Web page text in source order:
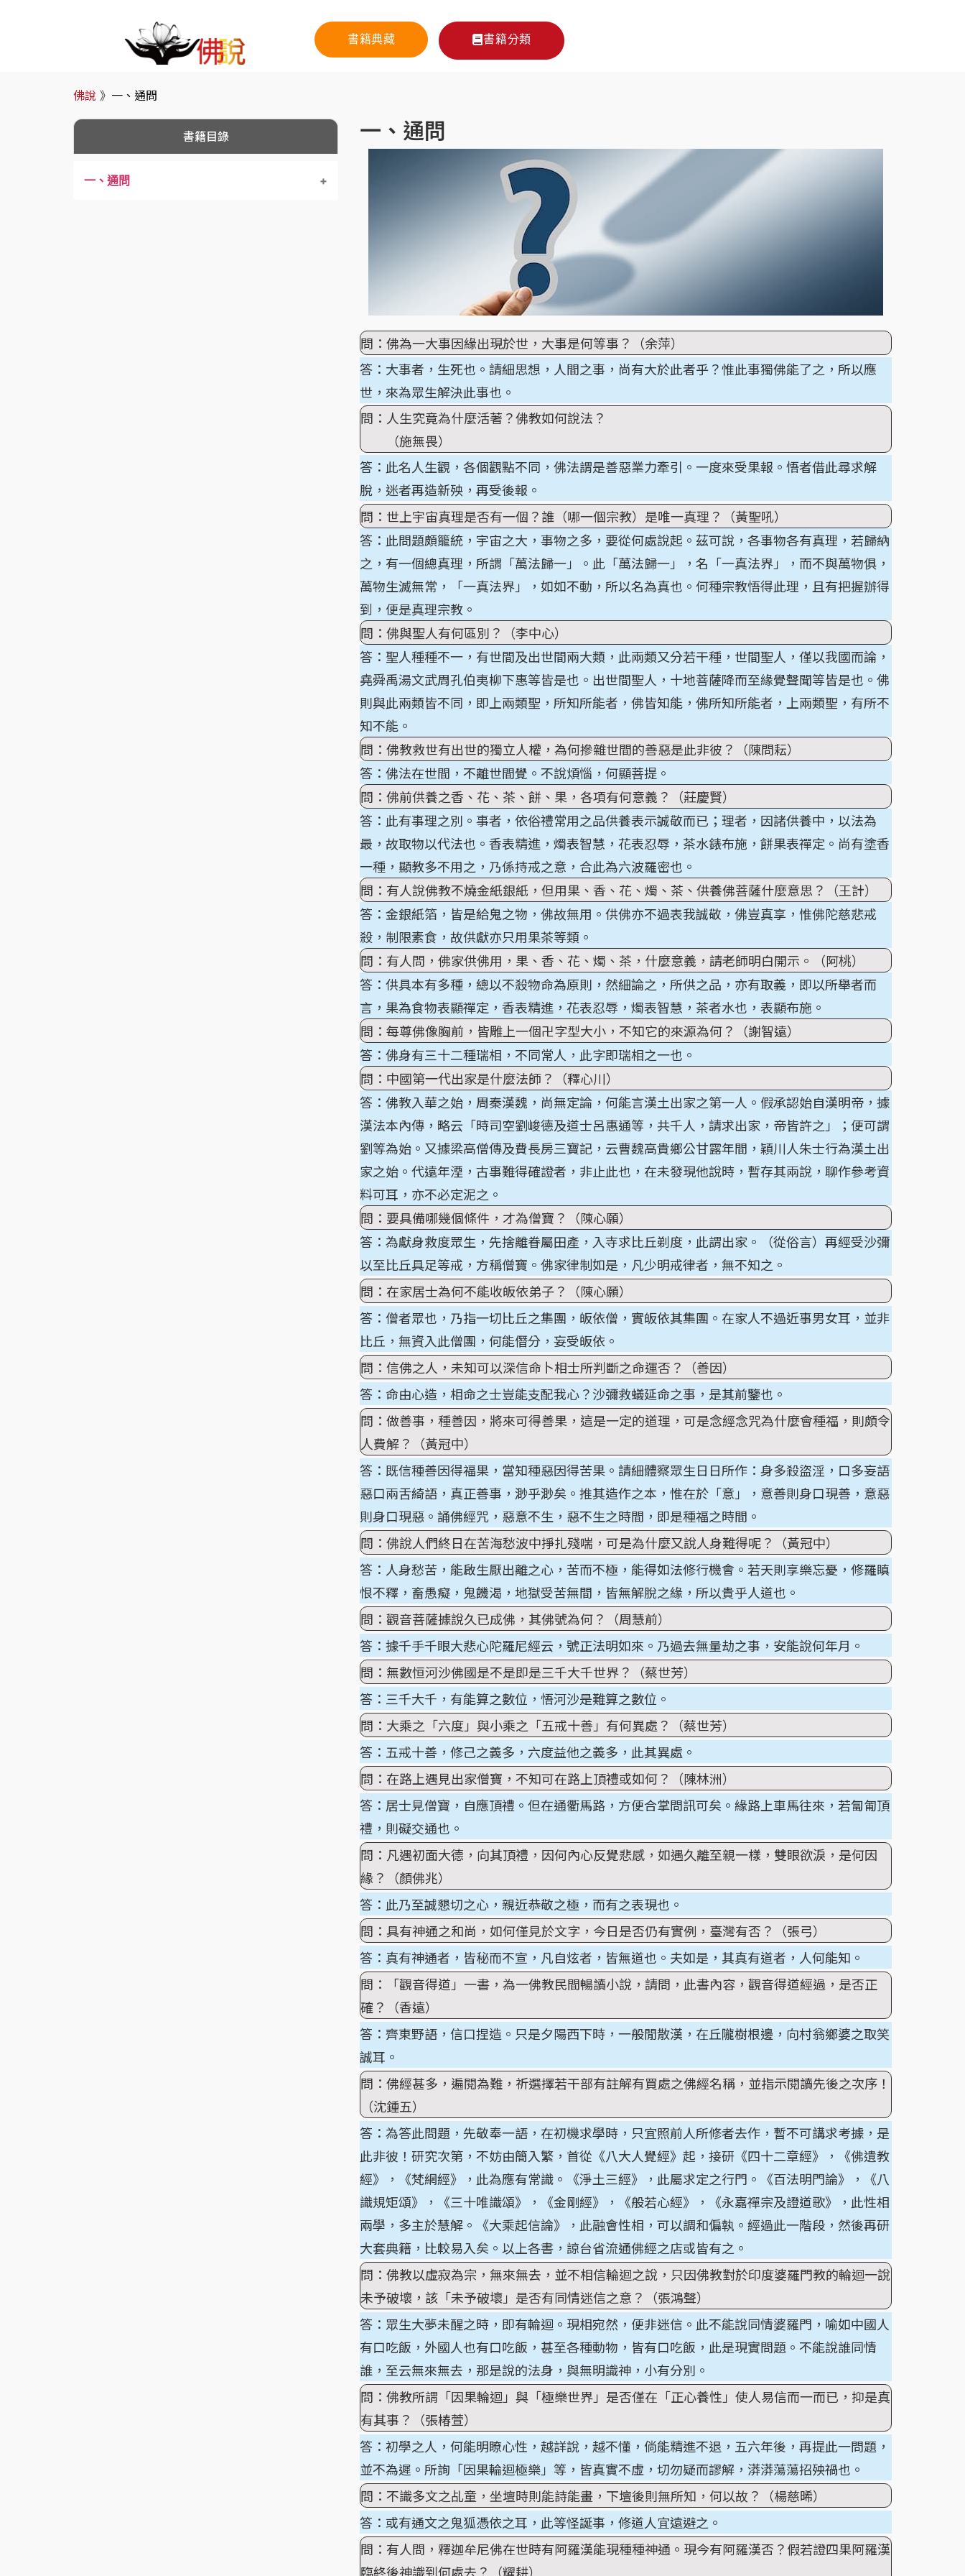
書籍典藏 書籍分類
佛說 》 一、通問
書籍目錄
一、通問
一、通問
問：佛為一大事因緣出現於世，大事是何等事？（余萍）
答：大事者，生死也。請細思想，人間之事，尚有大於此者乎？惟此事獨佛能了之，所以應
世，來為眾生解決此事也。
問：人生究竟為什麼活著？佛教如何說法？
（施無畏）
答：此名人生觀，各個觀點不同，佛法謂是善惡業力牽引。一度來受果報。悟者借此尋求解
脫，迷者再造新殃，再受後報。
問：世上宇宙真理是否有一個？誰（哪一個宗教）是唯一真理？（黃聖吼）
答：此問題頗籠統，宇宙之大，事物之多，要從何處說起。茲可說，各事物各有真理，若歸納
之，有一個總真理，所謂「萬法歸一」。此「萬法歸一」，名「一真法界」，而不與萬物俱，
萬物生滅無常，「一真法界」，如如不動，所以名為真也。何種宗教悟得此理，且有把握辦得
到，便是真理宗教。
問：佛與聖人有何區別？（李中心）
答：聖人種種不一，有世間及出世間兩大類，此兩類又分若干種，世間聖人，僅以我國而論，
堯舜禹湯文武周孔伯夷柳下惠等皆是也。出世間聖人，十地菩薩降而至緣覺聲聞等皆是也。佛
則與此兩類皆不同，即上兩類聖，所知所能者，佛皆知能，佛所知所能者，上兩類聖，有所不
知不能。
問：佛教救世有出世的獨立人權，為何摻雜世間的善惡是此非彼？（陳問耘）
答：佛法在世間，不離世間覺。不說煩惱，何顯菩提。
問：佛前供養之香、花、茶、餅、果，各項有何意義？（莊慶賢）
答：此有事理之別。事者，依俗禮常用之品供養表示誠敬而已；理者，因諸供養中，以法為
最，故取物以代法也。香表精進，燭表智慧，花表忍辱，茶水錶布施，餅果表禪定。尚有塗香
一種，顯教多不用之，乃係持戒之意，合此為六波羅密也。
問：有人說佛教不燒金紙銀紙，但用果、香、花、燭、茶、供養佛菩薩什麼意思？（王計）
答：金銀紙箔，皆是給鬼之物，佛故無用。供佛亦不過表我誠敬，佛豈真享，惟佛陀慈悲戒
殺，制限素食，故供獻亦只用果茶等類。
問：有人問，佛家供佛用，果、香、花、燭、茶，什麼意義，請老師明白開示。（阿桃）
答：供具本有多種，總以不殺物命為原則，然細論之，所供之品，亦有取義，即以所舉者而
言，果為食物表顯禪定，香表精進，花表忍辱，燭表智慧，茶者水也，表顯布施。
問：每尊佛像胸前，皆雕上一個卍字型大小，不知它的來源為何？（謝智遠）
答：佛身有三十二種瑞相，不同常人，此字即瑞相之一也。
問：中國第一代出家是什麼法師？（釋心川）
答：佛教入華之始，周秦漢魏，尚無定論，何能言漢土出家之第一人。假承認始自漢明帝，據
漢法本內傳，略云「時司空劉峻德及道士呂惠通等，共千人，請求出家，帝皆許之」；便可謂
劉等為始。又據梁高僧傳及費長房三寶記，云曹魏高貴鄉公甘露年間，穎川人朱士行為漢土出
家之始。代遠年湮，古事難得確證者，非止此也，在未發現他說時，暫存其兩說，聊作參考資
料可耳，亦不必定泥之。
問：要具備哪幾個條件，才為僧寶？（陳心願）
答：為獻身救度眾生，先捨離眷屬田產，入寺求比丘剃度，此謂出家。（從俗言）再經受沙彌
以至比丘具足等戒，方稱僧寶。佛家律制如是，凡少明戒律者，無不知之。
問：在家居士為何不能收皈依弟子？（陳心願）
答：僧者眾也，乃指一切比丘之集團，皈依僧，實皈依其集團。在家人不過近事男女耳，並非
比丘，無資入此僧團，何能僭分，妄受皈依。
問：信佛之人，未知可以深信命卜相士所判斷之命運否？（善因）
答：命由心造，相命之士豈能支配我心？沙彌救蟻延命之事，是其前鑒也。
問：做善事，種善因，將來可得善果，這是一定的道理，可是念經念咒為什麼會種福，則頗令
人費解？（黃冠中）
答：既信種善因得福果，當知種惡因得苦果。請細體察眾生日日所作：身多殺盜淫，口多妄語
惡口兩舌綺語，真正善事，渺乎渺矣。推其造作之本，惟在於「意」，意善則身口現善，意惡
則身口現惡。誦佛經咒，惡意不生，惡不生之時間，即是種福之時間。
問：佛說人們終日在苦海愁波中掙扎殘喘，可是為什麼又說人身難得呢？（黃冠中）
答：人身愁苦，能啟生厭出離之心，苦而不極，能得如法修行機會。若天則享樂忘憂，修羅瞋
恨不釋，畜愚癡，鬼饑渴，地獄受苦無間，皆無解脫之緣，所以貴乎人道也。
問：觀音菩薩據說久已成佛，其佛號為何？（周慧前）
答：據千手千眼大悲心陀羅尼經云，號正法明如來。乃過去無量劫之事，安能說何年月。
問：無數恒河沙佛國是不是即是三千大千世界？（蔡世芳）
答：三千大千，有能算之數位，悟河沙是難算之數位。
問：大乘之「六度」與小乘之「五戒十善」有何異處？（蔡世芳）
答：五戒十善，修己之義多，六度益他之義多，此其異處。
問：在路上遇見出家僧寶，不知可在路上頂禮或如何？（陳林洲）
答：居士見僧寶，自應頂禮。但在通衢馬路，方便合掌問訊可矣。緣路上車馬往來，若匐匍頂
禮，則礙交通也。
問：凡遇初面大德，向其頂禮，因何內心反覺悲感，如遇久離至親一樣，雙眼欲淚，是何因
緣？（顏佛兆）
答：此乃至誠懇切之心，親近恭敬之極，而有之表現也。
問：具有神通之和尚，如何僅見於文字，今日是否仍有實例，臺灣有否？（張弓）
答：真有神通者，皆秘而不宣，凡自炫者，皆無道也。夫如是，其真有道者，人何能知。
問：「觀音得道」一書，為一佛教民間暢讀小說，請問，此書內容，觀音得道經過，是否正
確？（香遠）
答：齊東野語，信口捏造。只是夕陽西下時，一般閒散漢，在丘隴樹根邊，向村翁鄉婆之取笑
誠耳。
問：佛經甚多，遍閱為難，祈選擇若干部有註解有買處之佛經名稱，並指示閱讀先後之次序！
（沈鍾五）
答：為答此問題，先敬奉一語，在初機求學時，只宜照前人所修者去作，暫不可講求考據，是
此非彼！研究次第，不妨由簡入繁，首從《八大人覺經》起，接研《四十二章經》，《佛遺教
經》，《梵網經》，此為應有常識。《淨土三經》，此屬求定之行門。《百法明門論》，《八
識規矩頌》，《三十唯識頌》，《金剛經》，《般若心經》，《永嘉禪宗及證道歌》，此性相
兩學，多主於慧解。《大乘起信論》，此融會性相，可以調和偏執。經過此一階段，然後再研
大套典籍，比較易入矣。以上各書，諒台省流通佛經之店或皆有之。
問：佛教以虛寂為宗，無來無去，並不相信輪迴之說，只因佛教對於印度婆羅門教的輪迴一說
未予破壞，該「未予破壞」是否有同情迷信之意？（張鴻聲）
答：眾生大夢未醒之時，即有輪迴。現相宛然，便非迷信。此不能說同情婆羅門，喻如中國人
有口吃飯，外國人也有口吃飯，甚至各種動物，皆有口吃飯，此是現實問題。不能說誰同情
誰，至云無來無去，那是說的法身，與無明識神，小有分別。
問：佛教所謂「因果輪迴」與「極樂世界」是否僅在「正心養性」使人易信而一而已，抑是真
有其事？（張椿萱）
答：初學之人，何能明瞭心性，越詳說，越不懂，倘能精進不退，五六年後，再提此一問題，
並不為遲。所詢「因果輪迴極樂」等，皆真實不虛，切勿疑而謬解，漭漭蕩蕩招殃禍也。
問：不識多文之乩童，坐壇時則能詩能畫，下壇後則無所知，何以故？（楊慈晞）
答：或有通文之鬼狐憑依之耳，此等怪誕事，修道人宜遠避之。
問：有人問，釋迦牟尼佛在世時有阿羅漢能現種種神通。現今有阿羅漢否？假若證四果阿羅漢
臨終後神識到何處去？（耀耕）